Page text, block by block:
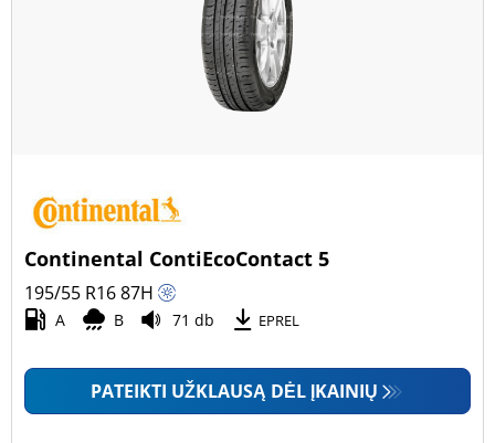
Continental ContiEcoContact 5
195/55 R1687H
A B 71 db EPREL
PATEIKTI UŽKLAUSĄ DĖL ĮKAINIŲ